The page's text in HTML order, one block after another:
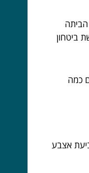
הביתה
ביטחון
כמה
אצבע